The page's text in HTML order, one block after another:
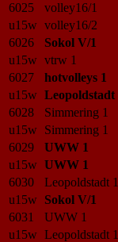
6025
volley16/1
u15w volley16/2
6026
Sokol V/1
u15w vtrw 1
6027
hotvolleys 1
u15w Leopoldstadt
6028
Simmering 1
u15w Simmering 1
6029
UWW 1
u15w UWW 1
6030
Leopoldstadt 1
u15w Sokol V/1
6031
UWW 1
u15w Leopoldstadt 1